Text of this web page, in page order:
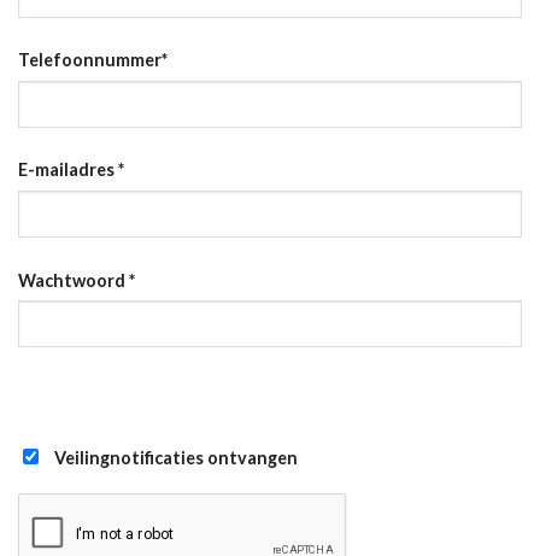
Telefoonnummer*
E-mailadres*
Wachtwoord *
Veilingnotificaties ontvangen